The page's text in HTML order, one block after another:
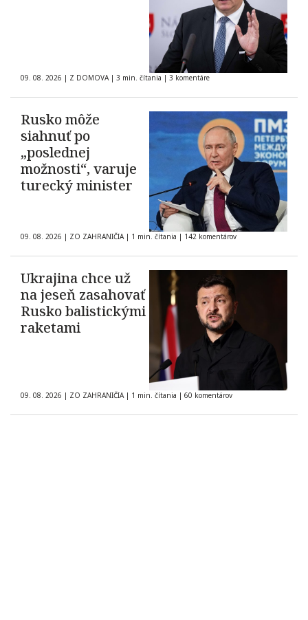
09. 08. 2026 | Z DOMOVA | 3 min. čítania | 3 komentáre
Rusko môže
siahnuť po
„poslednej
možnosti“, varuje
turecký minister
09. 08. 2026 | ZO ZAHRANIČIA | 1 min. čítania | 142 komentárov
Ukrajina chce už
na jeseň zasahovať
Rusko balistickými
raketami
09. 08. 2026 | ZO ZAHRANIČIA | 1 min. čítania | 60 komentárov